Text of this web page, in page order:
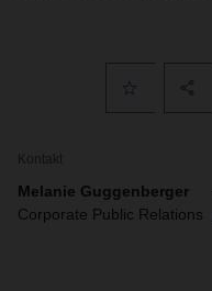
Kontakt
Melanie Guggenberger
Corporate Public Relations